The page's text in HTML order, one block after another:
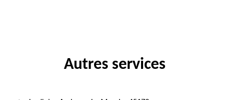
Autres services